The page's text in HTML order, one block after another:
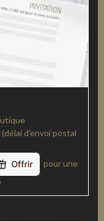
(délai d'envoi postal
pour une